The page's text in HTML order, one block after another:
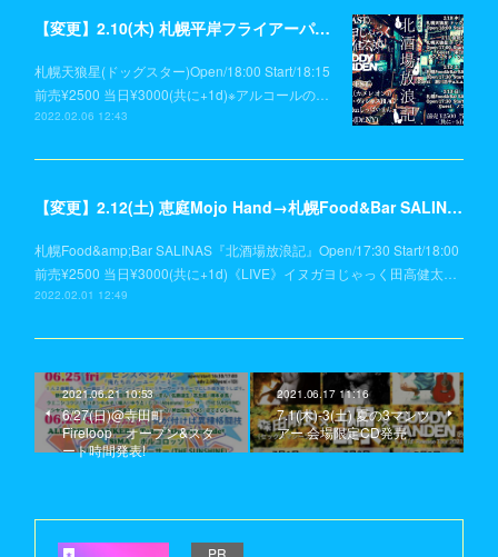
【変更】2.10(木) 札幌平岸フライアーパーク→札幌天狼星(ドッグスター)
札幌天狼星(ドッグスター)Open/18:00 Start/18:15
前売¥2500 当日¥3000(共に+1d)※アルコールの…
2022.02.06 12:43
【変更】2.12(土) 恵庭Mojo Hand→札幌Food&Bar SALINAS
札幌Food&amp;Bar SALINAS『北酒場放浪記』Open/17:30 Start/18:00
前売¥2500 当日¥3000(共に+1d)《LIVE》イヌガヨじゃっく田高健太…
2022.02.01 12:49
2021.06.21 10:53
6/27(日)@寺田町
Fireloop オープン&スタ
ート時間発表!
2021.06.17 11:16
7.1(木)-3(土) 夏の3マンツ
アー 会場限定CD発売